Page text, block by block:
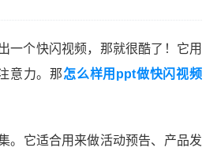
一个快闪视频，那就很酷了！它用
意力。那怎么样用ppt做快闪视频
。它适合用来做活动预告、产品发